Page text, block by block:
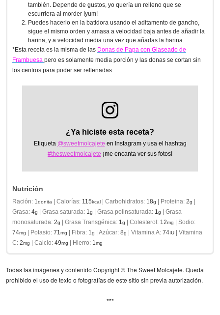
también. Depende de gustos, yo quería un relleno que se
escurriera al morder !yum!
Puedes hacerlo en la batidora usando el aditamento de gancho,
sigue el mismo orden y amasa a velocidad baja antes de añadir la
harina, y a velocidad media una vez que añadas la harina.
*Esta receta es la misma de las Donas de Papa con Glaseado de
Frambuesa pero es solamente media porción y las donas se cortan sin
los centros para poder ser rellenadas.
¿Ya hiciste esta receta?
Etiqueta @sweetmolcajete en Instagram y usa el hashtag
#thesweetmolcajete ¡me encanta ver sus fotos!
Nutrición
Ración: 1donita Calorías: 115kcal Carbohidratos: 18g Proteina: 2g
Grasa: 4g Grasa saturada: 1g Grasa polinsaturada: 1g
Grasa
monosaturada: 2g Grasa Transgénica: 1g Colesterol: 12mg
Sodio:
74mg Potasio: 71mg Fibra: 1g Azúcar: 8g Vitamina A: 74IU
Vitamina
C: 2mg Calcio: 49mg Hierro: 1mg
Todas las imágenes y contenido Copyright © The Sweet Molcajete. Queda
prohibido el uso de texto o fotografías de este sitio sin previa autorización.
***